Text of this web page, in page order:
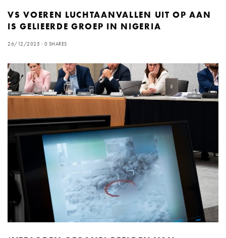
VS VOEREN LUCHTAANVALLEN UIT OP AAN
IS GELIEERDE GROEP IN NIGERIA
26/12/2025 0 SHARES